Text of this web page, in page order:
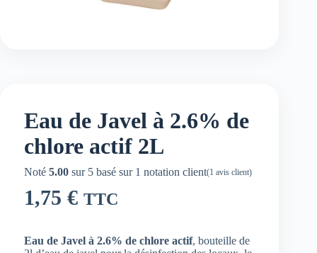
Eau de Javel à 2.6% de
chlore actif 2L
Noté 5.00 sur 5 basé sur 1 notation client(1 avis client)
1,75 € TTC
Eau de Javel à 2.6% de chlore actif, bouteille de